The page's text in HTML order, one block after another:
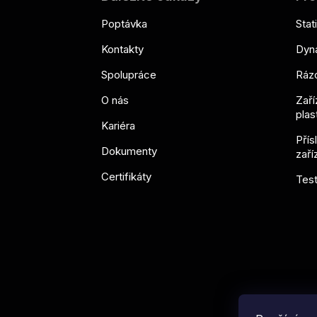
Poptávka
Kontakty
Spolupráce
O nás
Kariéra
Dokumenty
Certifikáty